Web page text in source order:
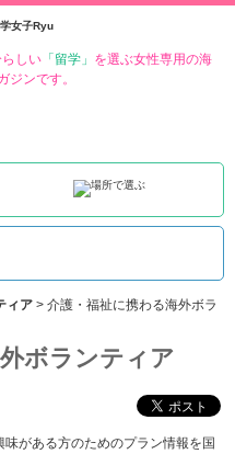
しい 「留学」 を選ぶ女性専用の海
ジンです。
ィア > 介護・福祉に携わる海外ボラ
ボランティア
がある方のためのプラン情報を国